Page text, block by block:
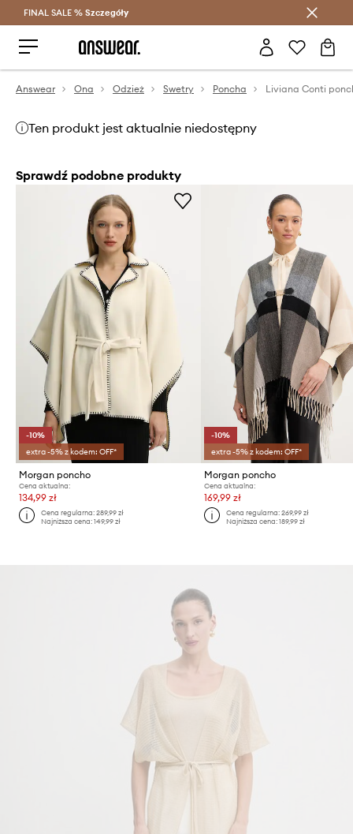
Oszczędzaj z Answear Club >
FINAL SALE % Szczegóły
Answear Ona Odzież Swetry Poncha Liviana Conti
Ten produkt jest aktualnie niedostępny
Sprawdź podobne produkty
-10%
extra -5% z kodem: OFF*
Morgan poncho
Cena aktualna:
134,99 zł
Cena regularna:289,99 zł
Najniższa cena:149,99 zł
-10%
extra -5% z kodem: OFF*
Morgan poncho
Cena aktualna:
169,99 zł
Cena regularna: 269,99 zł
Najniższa cena: 189,99 zł